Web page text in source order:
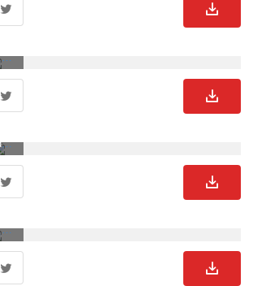
4096x2304 - Fondo de pantalla de 4096x2304. Fondo de pantalla de Nissan.
744x1392 - Fondo de pantalla de 744x1392. Imágen de Nissan.
3840x2160 - Fondo de pantalla de 3840x2160. Fondo para computadora 4K Ultra HD de Nissan.